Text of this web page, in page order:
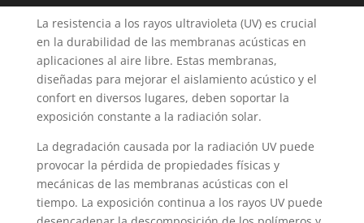
La resistencia a los rayos ultravioleta (UV) es crucial
en la durabilidad de las membranas acústicas en
aplicaciones al aire libre. Estas membranas,
diseñadas para mejorar el aislamiento acústico y el
confort en diversos lugares, deben soportar la
exposición constante a la radiación solar.
La degradación causada por la radiación UV puede
provocar la pérdida de propiedades físicas y
mecánicas de las membranas acústicas con el
tiempo. La exposición continua a los rayos UV puede